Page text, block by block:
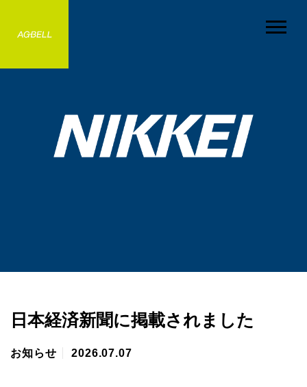
BUSINESS
事業紹介
for BUYERS
バイヤーの方へ
日本経済新聞に掲載されました
お知らせ 2026.07.07